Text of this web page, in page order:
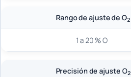
Rango de ajuste de O2
1 a 20 % O
Precisión de ajuste O2